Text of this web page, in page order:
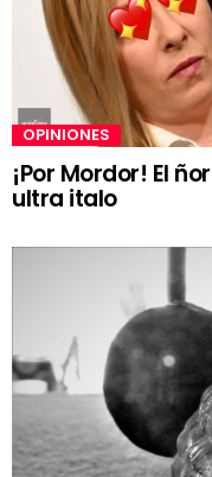
OPINIONES
¡Por Mordor! El
ultra italo